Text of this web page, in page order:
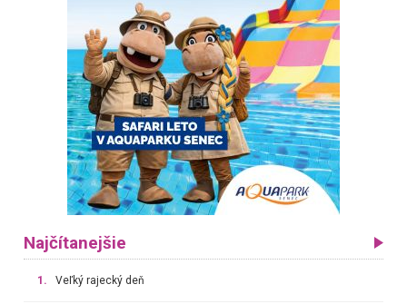
Najčítanejšie
1. Veľký rajecký deň